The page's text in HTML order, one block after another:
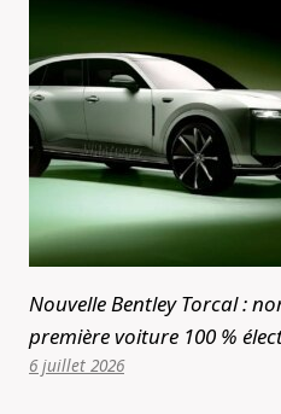
Nouvelle Bentley Torcal :
première voiture 100 %
6 juillet 2026